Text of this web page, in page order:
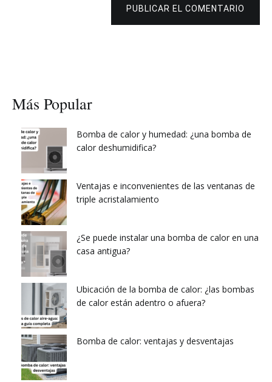
PUBLICAR EL COMENTARIO
Más Popular
Bomba de calor y humedad: ¿una bomba de
calor deshumidifica?
Ventajas e inconvenientes de las ventanas de
triple acristalamiento
¿Se puede instalar una bomba de calor en una
casa antigua?
Ubicación de la bomba de calor: ¿las bombas
de calor están adentro o afuera?
Bomba de calor: ventajas y desventajas